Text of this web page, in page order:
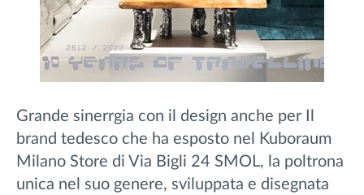
Grande sinerrgia con il design anche per Il
brand tedesco che ha esposto nel Kuboraum
Milano Store di Via Bigli 24 SMOL, la poltrona
unica nel suo genere, sviluppata e disegnata